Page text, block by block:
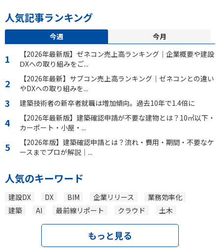
人気記事ランキング
今週
今月
【2026年最新版】ゼネコン売上高ランキング｜企業概要や建設
ⅮXへの取り組みをご...
【2026年最新】サブコン売上高ランキング｜ゼネコンとの違い
やDXへの取り組みを...
建築技術者の新卒者就職は増加傾向。過去10年で1.4倍に
【2026年最新版】建築確認申請が不要な建物とは？10㎡以下・
カーポート・小屋・...
【2026年版】建築確認申請とは？流れ・費用・期間・不要なケ
ースまでプロが解説｜...
人気のキーワード
建設DX DX BIM 企業リリース
業務効率化
建築
AI 最前線リポート クラウド 土木
もっと見る